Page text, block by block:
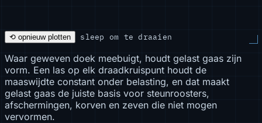
⟲ opnieuw plotten sleep om te draaien
Waar geweven doek meebuigt, houdt gelast gaas zijn
vorm. Een las op elk draadkruispunt houdt de
maaswijdte constant onder belasting, en dat maakt
gelast gaas de juiste basis voor steunroosters,
afschermingen, korven en zeven die niet mogen
vervormen.